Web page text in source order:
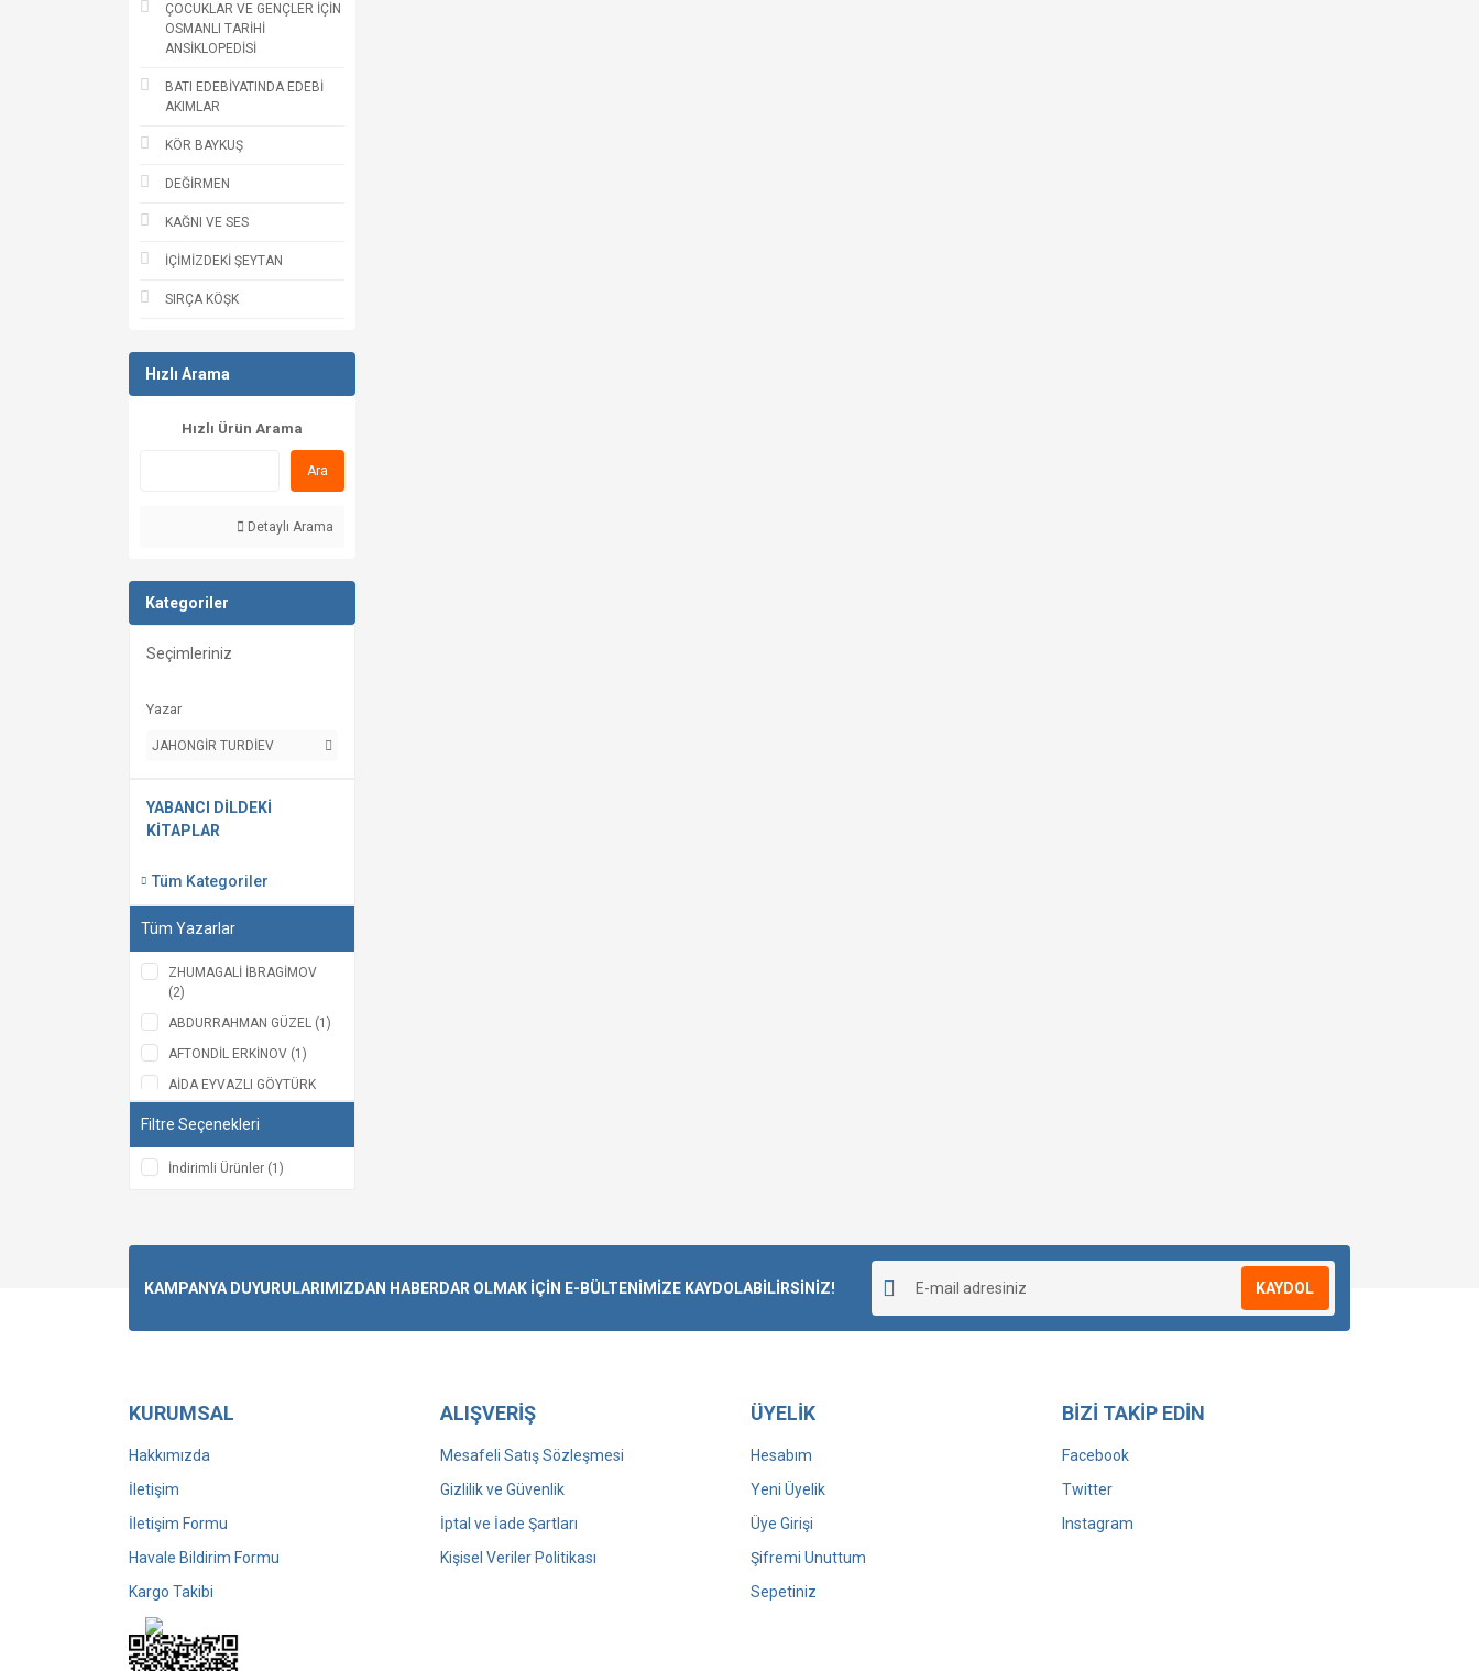
ÇOCUKLAR VE GENÇLER İÇİN
OSMANLI TARİHİ
ANSİKLOPEDİSİ
BATI EDEBİYATINDA EDEBİ
AKIMLAR
KÖR BAYKUŞ
DEĞİRMEN
KAĞNI VE SES
İÇİMİZDEKİ ŞEYTAN
SIRÇA KÖŞK
Hızlı Arama
Hızlı Ürün Arama
Ara
Detaylı Arama
Kategoriler
Seçimleriniz
Yazar
JAHONGİR TURDİEV
YABANCI DİLDEKİ
KİTAPLAR
Tüm Kategoriler
Tüm Yazarlar
ZHUMAGALİ İBRAGİMOV
(2)
ABDURRAHMAN GÜZEL (1)
AFTONDİL ERKİNOV (1)
AİDA EYVAZLI GÖYTÜRK
(1)
Balkıya Kasım (1)
BURAK BINARCI (1)
ERLAN JORABEKULI
JAHONGİR TURDİEV (1)
KAMİL VELİ NERİMANOĞLU
(1)
NAZİM MURADOV (1)
Nodirxon Hasan (1)
Filtre Seçenekleri
İndirimli Ürünler (1)
KAMPANYA DUYURULARIMIZDAN HABERDAR OLMAK İÇİN E-BÜLTENİMİZE KAYDOLABİLİRSİNİZ! KAYDOL
KURUMSAL
Hakkımızda
İletişim
İletişim Formu
Havale Bildirim Formu
Kargo Takibi
ALIŞVERİŞ
Mesafeli Satış Sözleşmesi
Gizlilik ve Güvenlik
İptal ve İade Şartları
Kişisel Veriler Politikası
ÜYELİK
Hesabım
Yeni Üyelik
Üye Girişi
Şifremi Unuttum
Sepetiniz
BİZİ TAKİP EDİN
Facebook
Twitter
Instagram